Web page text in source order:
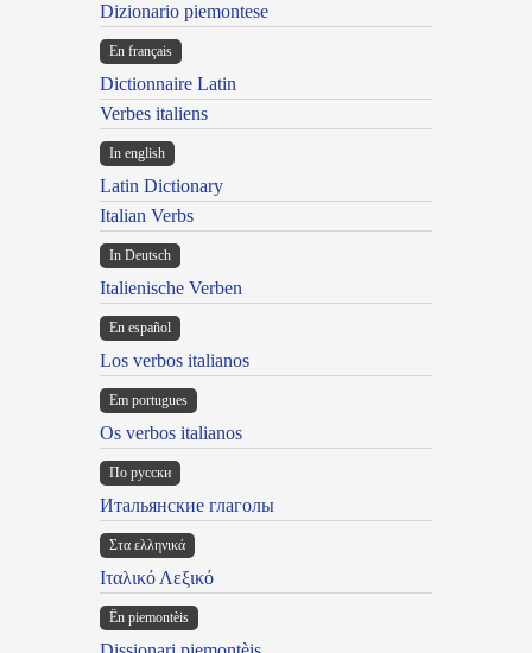
Dizionario piemontese
En français
Dictionnaire Latin
Verbes italiens
In english
Latin Dictionary
Italian Verbs
In Deutsch
Italienische Verben
En español
Los verbos italianos
Em portugues
Os verbos italianos
По русски
Итальянские глаголы
Στα ελληνικά
Ιταλικό Λεξικό
Ën piemontèis